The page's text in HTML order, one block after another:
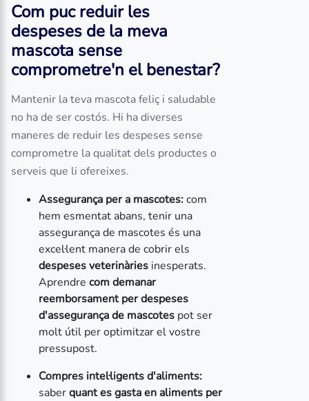
Com puc reduir les
despeses de la meva
mascota sense
comprometre'n el benestar?
Mantenir la teva mascota feliç i saludable
no ha de ser costós. Hi ha diverses
maneres de reduir les despeses sense
comprometre la qualitat dels productes o
serveis que li ofereixes.
Assegurança per a mascotes:com
hem esmentat abans, tenir una
assegurança de mascotes és una
excel·lent manera de cobrir els
despeses veterinàries inesperats.
Aprendre com demanar
reemborsament per despeses
d'assegurança de mascotes pot ser
molt útil per optimitzar el vostre
pressupost.
Compres intel·ligents d'aliments:
saberquant es gasta en aliments per